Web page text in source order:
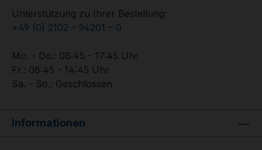
Unterstützung zu Ihrer Bestellung:
+49 (0) 2102 – 94201 – 0
Mo. - Do.: 08:45 - 17:45 Uhr
Fr.: 08:45 - 14:45 Uhr
Sa. - So.: Geschlossen
Informationen